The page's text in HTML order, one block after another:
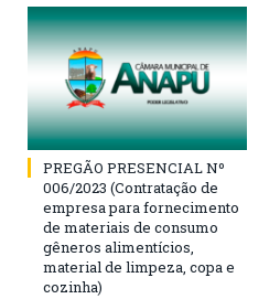
PREGÃO PRESENCIAL Nº
006/2023 (Contratação de
empresa para fornecimento
de materiais de consumo
gêneros alimentícios,
material de limpeza, copa e
cozinha)